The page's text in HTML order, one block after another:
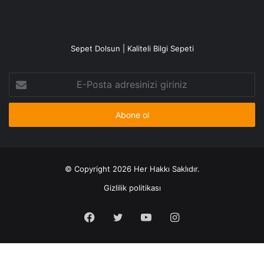
Sepet Dolsun | Kaliteli Bilgi Sepeti
Posta
adresinizi
© Copyright 2026 Her Hakkı Saklıdır.
Gizlilik politikası
Facebook
X YouTubeInstagram